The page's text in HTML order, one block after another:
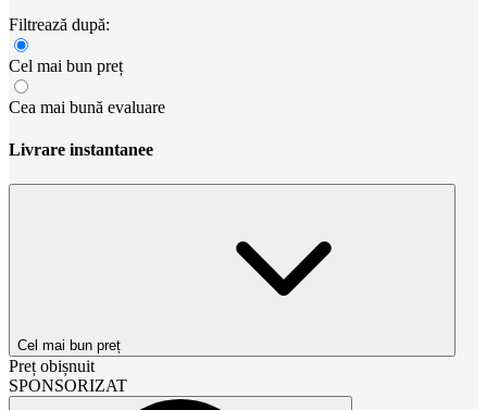
Filtrează după:
Cel mai bun preț
Cea mai bună evaluare
Livrare instantanee
Cel mai bun preț
Preț obișnuit
SPONSORIZAT